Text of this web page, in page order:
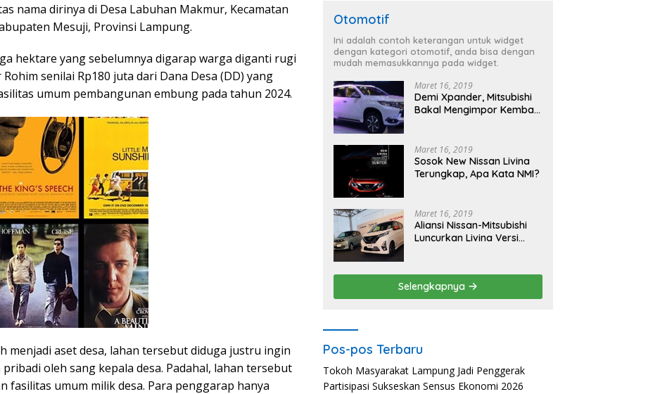
nama dirinya di Desa Labuhan Makmur, Kecamatan
Mesuji, Provinsi Lampung.
hektare yang sebelumnya digarap warga diganti rugi
senilai Rp180 juta dari Dana Desa (DD) yang
umum pembangunan embung pada tahun 2024.
menjadi aset desa, lahan tersebut diduga justru ingin
pribadi oleh sang kepala desa. Padahal, lahan tersebut
fasilitas umum milik desa. Para penggarap hanya
Otomotif
Ini adalah contoh keterangan untuk widget
dengan kategori otomotif, anda bisa dengan
mudah memasukkannya pada widget.
Maret 16, 2019
Demi Xpander, Mitsubishi
Bakal Mengimpor Kembali
Maret 16, 2019
Sosok New Nissan Livina
Terungkap, Apa Kata NMI?
Maret 16, 2019
Aliansi Nissan-Mitsubishi
Luncurkan Livina Versi
Selengkapnya
Pos-pos Terbaru
Tokoh Masyarakat Lampung Jadi Penggerak
Partisipasi Sukseskan Sensus Ekonomi 2026